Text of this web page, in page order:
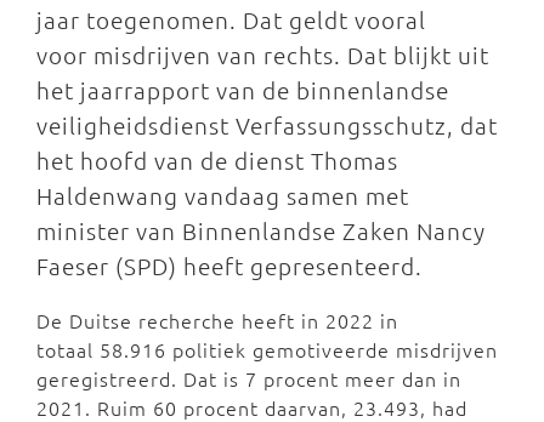
jaar toegenomen. Dat geldt vooral
voor misdrijven van rechts. Dat blijkt uit
het jaarrapport van de binnenlandse
veiligheidsdienst Verfassungsschutz, dat
het hoofd van de dienst Thomas
Haldenwang vandaag samen met
minister van Binnenlandse Zaken Nancy
Faeser (SPD) heeft gepresenteerd.
De Duitse recherche heeft in 2022 in
totaal 58.916 politiek gemotiveerde misdrijven
geregistreerd. Dat is 7 procent meer dan in
2021. Ruim 60 procent daarvan, 23.493, had